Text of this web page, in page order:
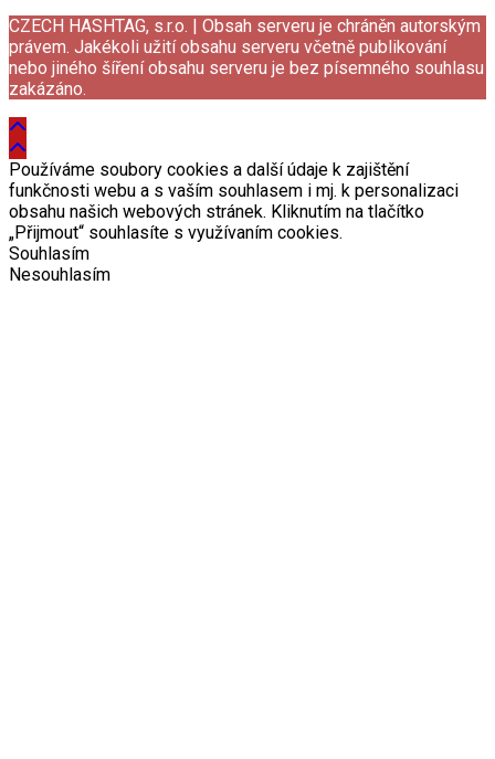
CZECH HASHTAG, s.r.o. | Obsah serveru je chráněn autorským
právem. Jakékoli užití obsahu serveru včetně publikování
nebo jiného šíření obsahu serveru je bez písemného souhlasu
zakázáno.
Používáme soubory cookies a další údaje k zajištění
funkčnosti webu a s vaším souhlasem i mj. k personalizaci
obsahu našich webových stránek. Kliknutím na tlačítko
„Přijmout“ souhlasíte s využívaním cookies.
Souhlasím
Nesouhlasím